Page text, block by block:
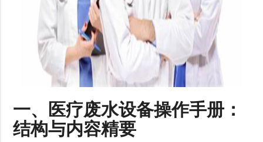
一、医疗废水设备操作手册：
结构与内容精要